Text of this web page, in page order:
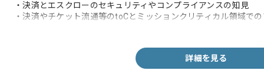
・決済とエスクローのセキュリティやコンプライアンスの知見
・決済やチケット流通等のtoCとミッションクリティカル領域で
詳細を見る